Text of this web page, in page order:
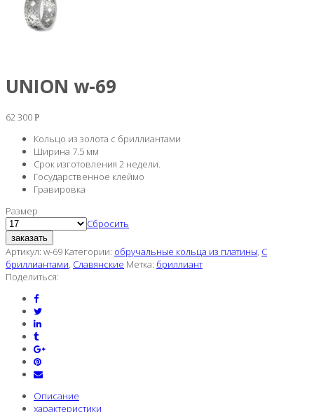
UNION w-69
62 300 Р
Кольцо из золота с бриллиантами
Ширина 7.5 мм
Срок изготовления 2 недели.
Государственное клеймо
Гравировка
Размер
Сбросить
заказать
Артикул: w-69 Категории: обручальные кольца из платины, С
бриллиантами, Славянские Метка: бриллиант
Поделиться:
Описание
характеристики